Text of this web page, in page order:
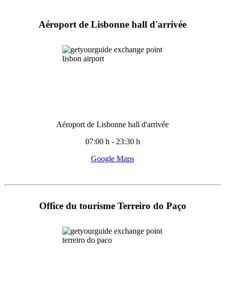
Aéroport de Lisbonne hall d'arrivée
Aéroport de Lisbonne hall d'arrivée
07:00 h - 23:30 h
Google Maps
Office du tourisme Terreiro do Paço